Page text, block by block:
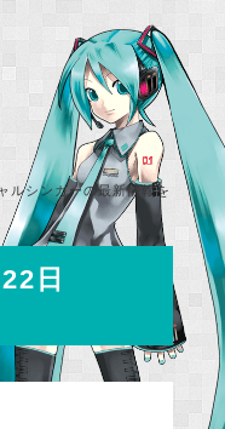
ルシンガーの最新情報を
日